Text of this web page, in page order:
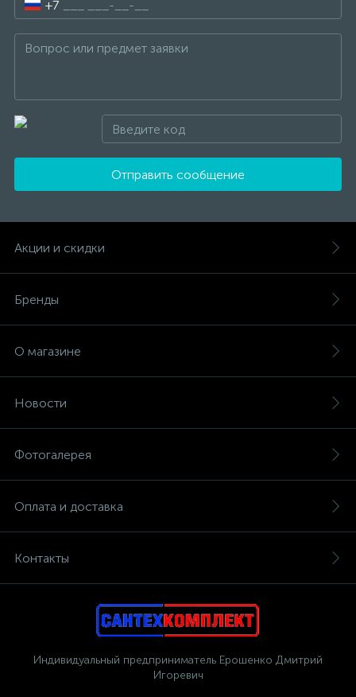
+7
Отправить сообщение
Акции и скидки
Бренды
О магазине
Новости
Фотогалерея
Оплата и доставка
Контакты
Индивидуальный предприниматель Ерошенко Дмитрий
Игоревич